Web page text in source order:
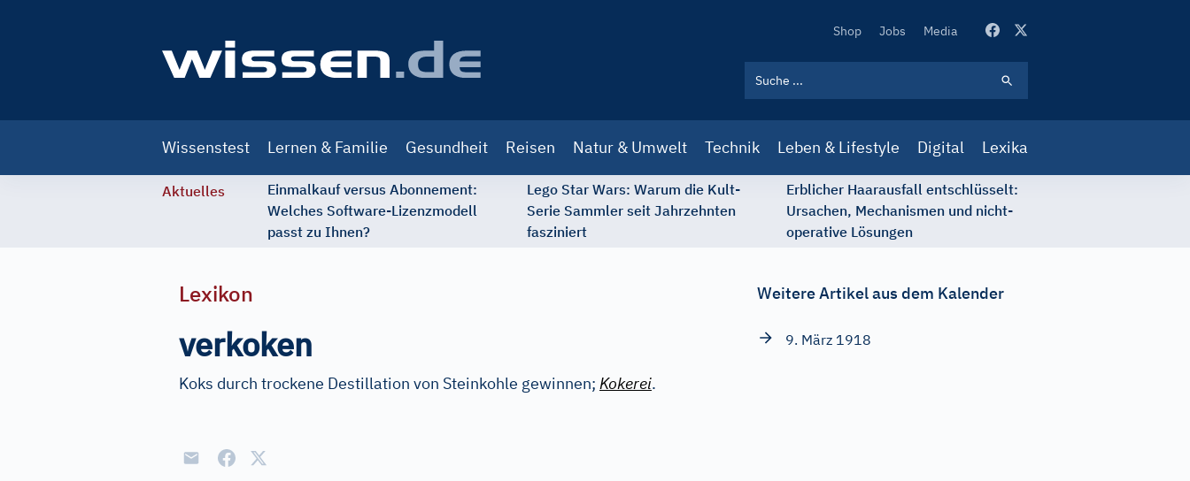
Secondary
Shop Jobs Media
navigation
Wissenstest Lernen & Familie Gesundheit Reisen Natur & Umwelt Technik Leben & Lifestyle Digital Lexika
Aktuelles
Einmalkauf versus Abonnement:
Welches Software-Lizenzmodell
passt zu Ihnen?
Lego Star Wars: Warum die Kult-
Serie Sammler seit Jahrzehnten
fasziniert
Erblicher Haarausfall entschlüsselt:
Ursachen, Mechanismen und nicht-
operative Lösungen
Lexikon
verkoken
Koks durch trockene Destillation von Steinkohle gewinnen; Kokerei.
Weitere Artikel aus dem Kalender
9. März 1918